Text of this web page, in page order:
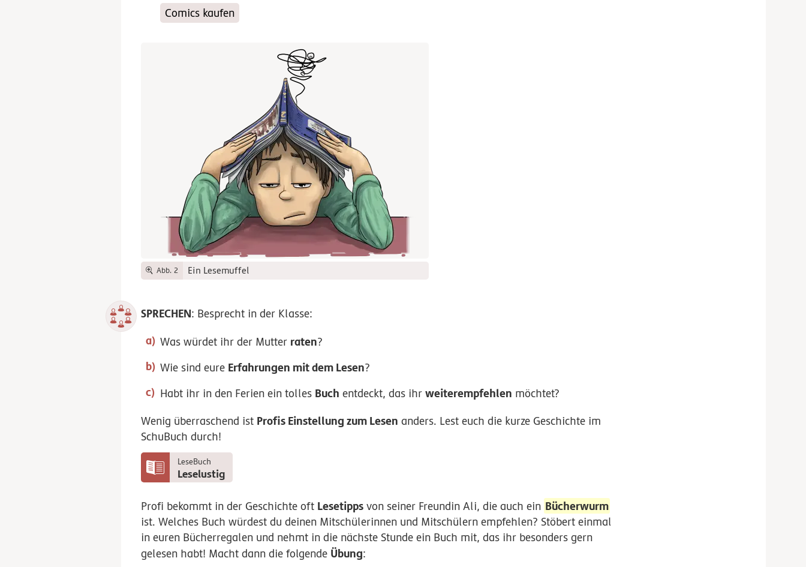
Comics kaufen
Abb. 2 Ein Lesemuffel
SPRECHEN: Besprecht in der Klasse:
Was würdet ihr der Mutter raten?
Wie sind eure Erfahrungen mit dem Lesen?
Habt ihr in den Ferien ein tolles Buch entdeckt, das ihrweiterempfehlen möchtet?
Wenig überraschend ist Profis Einstellung zum Lesen anders. Lest euch die kurze Geschichte im
SchuBuch durch!
LeseBuch
Leselustig
Profi bekommt in der Geschichte oft Lesetipps von seiner Freundin Ali, die auch ein Bücherwurm
ist. Welches Buch würdest du deinen Mitschülerinnen und Mitschülern empfehlen? Stöbert einmal
in euren Bücherregalen und nehmt in die nächste Stunde ein Buch mit, das ihr besonders gern
gelesen habt! Macht dann die folgende Übung: